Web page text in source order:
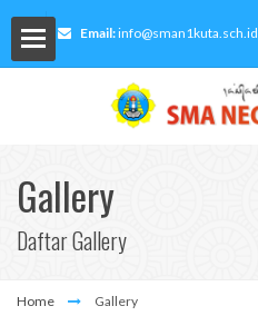
Email:info@sman1kuta.sch.id
Gallery
Daftar Gallery
Home Gallery